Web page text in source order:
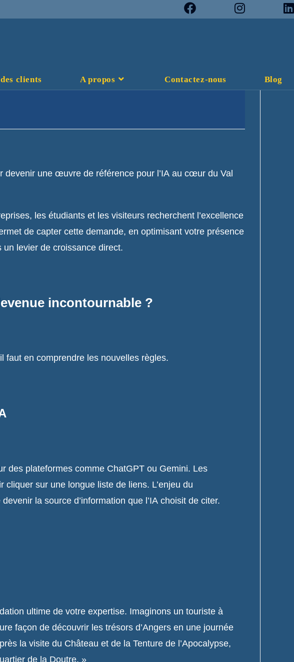
clients A propos Contactez-nous Blog
devenir une œuvre de référence pour l’IA au cœur du Val
les étudiants et les visiteurs recherchent l’excellence
de capter cette demande, en optimisant votre présence
un levier de croissance direct.
incontournable ?
faut en comprendre les nouvelles règles.
des plateformes comme ChatGPT ou Gemini. Les
sur une longue liste de liens. L’enjeu du
la source d’information que l’IA choisit de citer.
ultime de votre expertise. Imaginons un touriste à
façon de découvrir les trésors d’Angers en une journée
la visite du Château et de la Tenture de l’Apocalypse,
de la Doutre. »